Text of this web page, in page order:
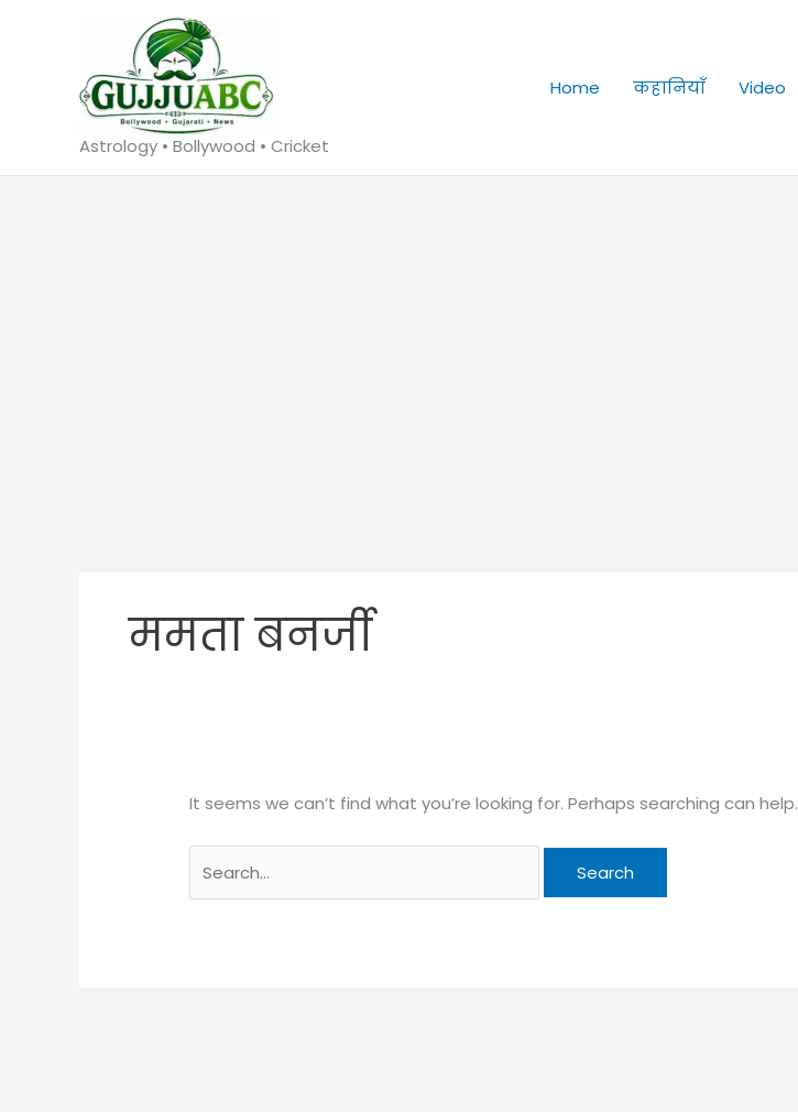
Astrology • Bollywood • Cricket
Home कहानियाँ Video
ममता बनर्जी
It seems we can’t find what you’re looking for. Perhaps searching can help.
for: